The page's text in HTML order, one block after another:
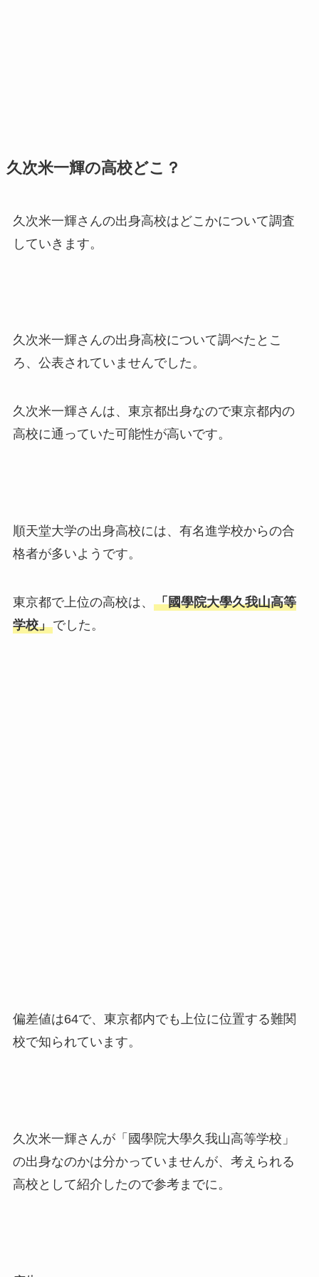
久次米一輝の高校どこ？
久次米一輝さんの出身高校はどこかについて調査
していきます。
久次米一輝さんの出身高校について調べたとこ
ろ、公表されていませんでした。
久次米一輝さんは、東京都出身なので東京都内の
高校に通っていた可能性が高いです。
順天堂大学の出身高校には、有名進学校からの合
格者が多いようです。
東京都で上位の高校は、 「國學院大學久我山高等
学校」でした。
偏差値は64で、東京都内でも上位に位置する難関
校で知られています。
久次米一輝さんが「國學院大學久我山高等学校」
の出身なのかは分かっていませんが、考えられる
高校として紹介したので参考までに。